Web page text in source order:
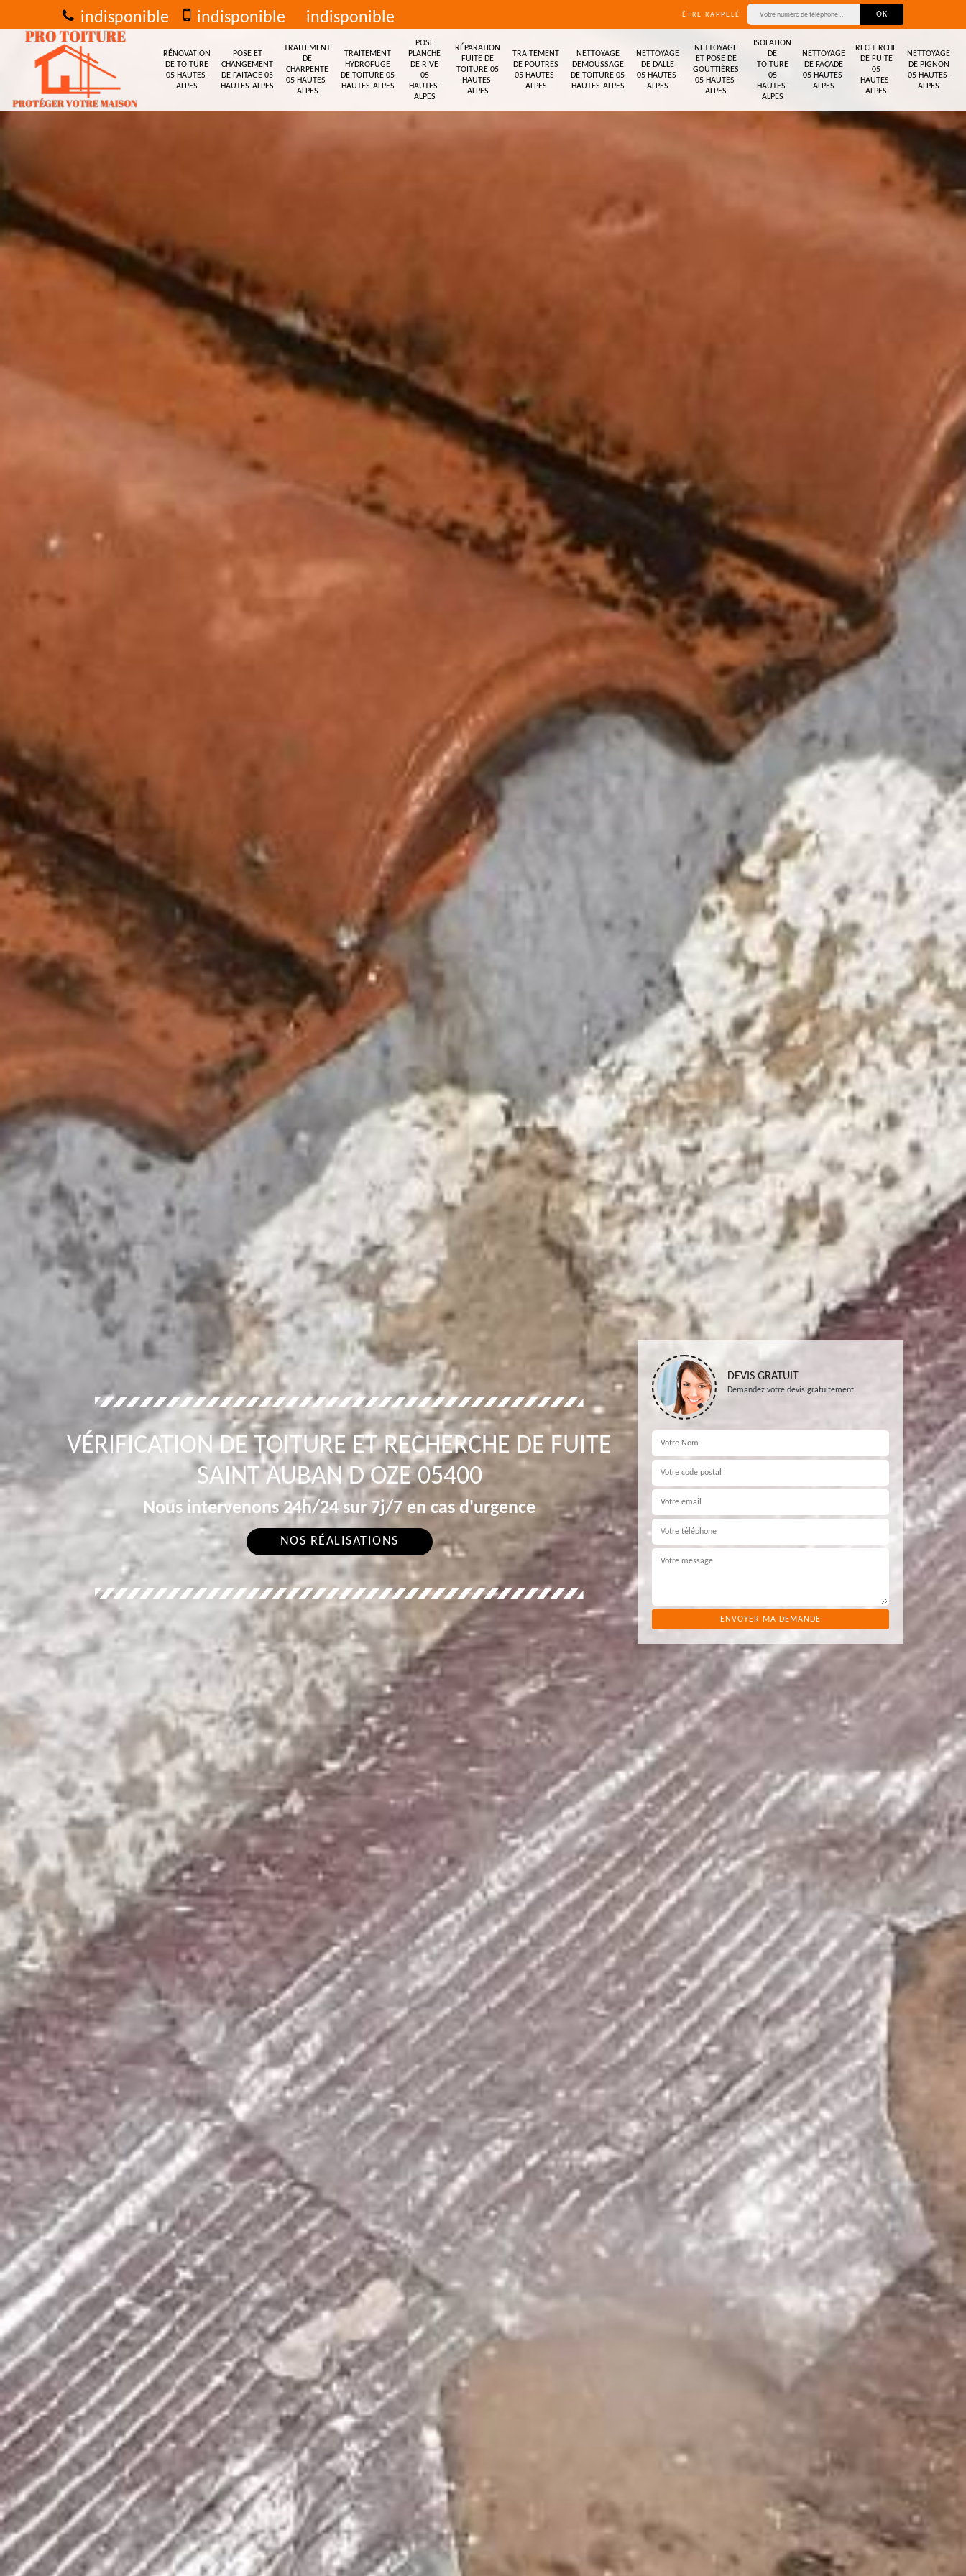
indisponible indisponible indisponible ÊTRE RAPPELÉ
RÉNOVATION
DE TOITURE
05 HAUTES-
ALPES
POSE ET
CHANGEMENT
DE FAITAGE 05
HAUTES-ALPES
TRAITEMENT
DE
CHARPENTE
05 HAUTES-
ALPES
TRAITEMENT
HYDROFUGE
DE TOITURE 05
HAUTES-ALPES
POSE
PLANCHE
DE RIVE
05
HAUTES-
ALPES
RÉPARATION
FUITE DE
TOITURE 05
HAUTES-
ALPES
TRAITEMENT
DE POUTRES
05 HAUTES-
ALPES
NETTOYAGE
DEMOUSSAGE
DE TOITURE 05
HAUTES-ALPES
NETTOYAGE
DE DALLE
05 HAUTES-
ALPES
NETTOYAGE
ET POSE DE
GOUTTIÈRES
05 HAUTES-
ALPES
ISOLATION
DE
TOITURE
05
HAUTES-
ALPES
NETTOYAGE
DE FAÇADE
05 HAUTES-
ALPES
RECHERCHE
DE FUITE
05
HAUTES-
ALPES
NETTOYAGE
DE PIGNON
05 HAUTES-
ALPES
VÉRIFICATION DE TOITURE ET RECHERCHE DE FUITE
SAINT AUBAN D OZE 05400
Nous intervenons 24h/24 sur 7j/7 en cas d'urgence
NOS RÉALISATIONS
DEVIS GRATUIT
Demandez votre devis gratuitement